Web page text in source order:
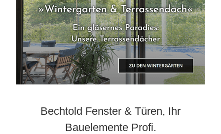
Bechtold Fenster & Türen, Ihr
Bauelemente Profi.